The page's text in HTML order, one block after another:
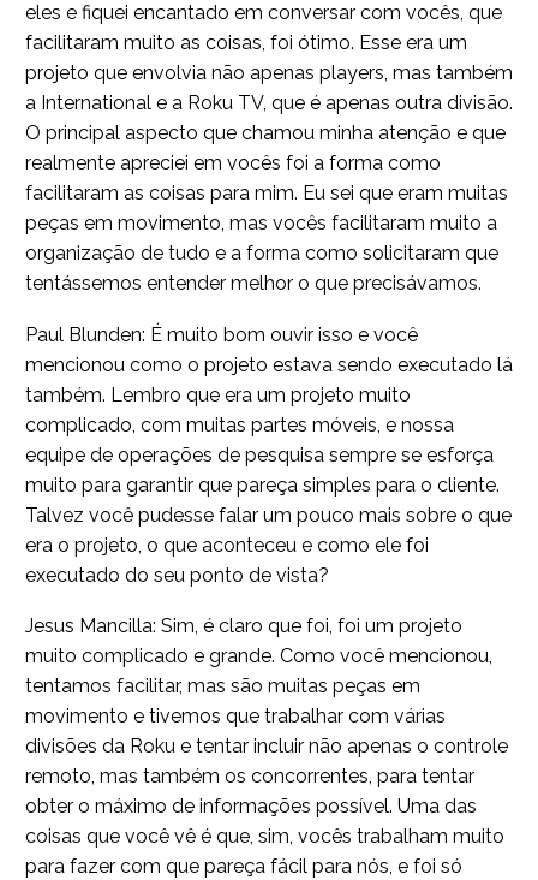
eles e fiquei encantado em conversar com vocês, que
facilitaram muito as coisas, foi ótimo. Esse era um
projeto que envolvia não apenas players, mas também
a International e a Roku TV, que é apenas outra divisão.
O principal aspecto que chamou minha atenção e que
realmente apreciei em vocês foi a forma como
facilitaram as coisas para mim. Eu sei que eram muitas
peças em movimento, mas vocês facilitaram muito a
organização de tudo e a forma como solicitaram que
tentássemos entender melhor o que precisávamos.
Paul Blunden: É muito bom ouvir isso e você
mencionou como o projeto estava sendo executado lá
também. Lembro que era um projeto muito
complicado, com muitas partes móveis, e nossa
equipe de operações de pesquisa sempre se esforça
muito para garantir que pareça simples para o cliente.
Talvez você pudesse falar um pouco mais sobre o que
era o projeto, o que aconteceu e como ele foi
executado do seu ponto de vista?
Jesus Mancilla: Sim, é claro que foi, foi um projeto
muito complicado e grande. Como você mencionou,
tentamos facilitar, mas são muitas peças em
movimento e tivemos que trabalhar com várias
divisões da Roku e tentar incluir não apenas o controle
remoto, mas também os concorrentes, para tentar
obter o máximo de informações possível. Uma das
coisas que você vê é que, sim, vocês trabalham muito
para fazer com que pareça fácil para nós, e foi só